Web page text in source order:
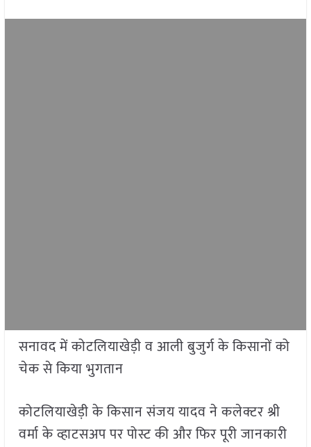
सनावद में कोटलियाखेड़ी व आली बुजुर्ग के किसानों को
चेक से किया भुगतान
कोटलियाखेड़ी के किसान संजय यादव ने कलेक्टर श्री
वर्मा के व्हाटसअप पर पोस्ट की और फिर पूरी जानकारी